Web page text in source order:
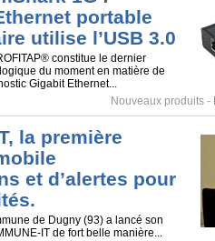
portable
utilise l’USB 3.0
constitue le dernier
du moment en matière de
Gigabit Ethernet...
Nouveaux produits -
la première
et d’alertes pour
de Dugny (93) a lancé son
IT de fort belle manière...